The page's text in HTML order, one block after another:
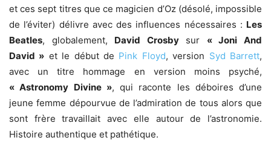
et ces sept titres que ce magicien d’Oz (désolé, impossible
de l’éviter) délivre avec des influences nécessaires : Les
Beatles, globalement, David Crosbysur « Joni And
David » et le début de Pink Floyd, version Syd Barrett,
avec un titre hommage en version moins psyché,
« Astronomy Divine », qui raconte les déboires d’une
jeune femme dépourvue de l’admiration de tous alors que
sont frère travaillait avec elle autour de l’astronomie.
Histoire authentique et pathétique.